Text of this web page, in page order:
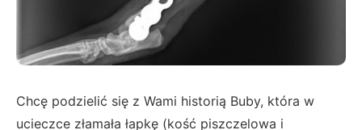
Chcę podzielić się z Wami historią Buby, która w
ucieczce złamała łapkę (kość piszczelowa i